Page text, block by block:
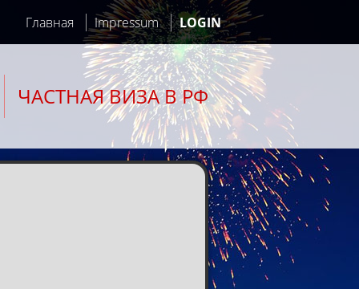
Главная Impressum LOGIN
ЧАСТНАЯ ВИЗА В РФ